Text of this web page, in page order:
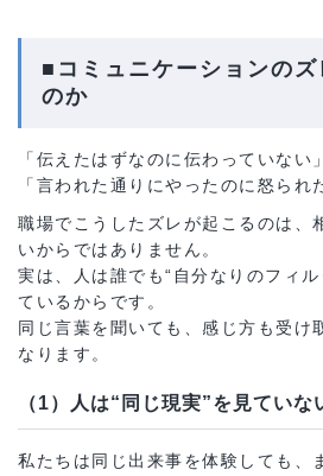
■コミュニケーションの
のか
「伝えたはずなのに伝わっていない」
「言われた通りにやったのに怒られ
職場でこうしたズレが起こるのは、
いからではありません。
実は、人は誰でも“自分なりのフィ
ているからです。
同じ言葉を聞いても、感じ方も受け
なります。
（1）人は“同じ現実”を見ていな
私たちは同じ出来事を体験しても、